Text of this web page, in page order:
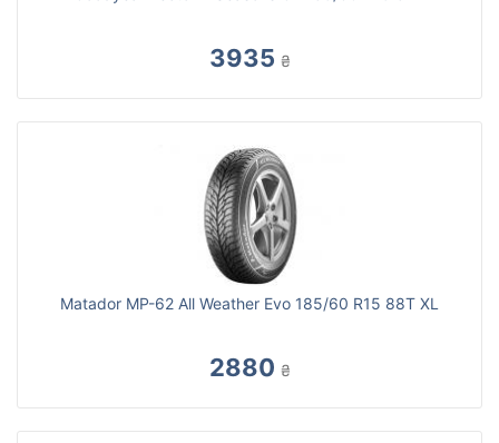
3935 ₴
Matador MP-62 All Weather Evo 185/60 R15 88T XL
2880 ₴